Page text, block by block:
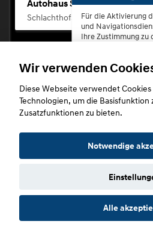
Autohaus Scherhag
Schlachthofstr. 68, 56073
Für die Aktivierung
und
Ihre Zustimmung zu
erforderlich.
Copyright © 2026.
Datenschutz Impressum
Wir verwenden
Diese Webseite verwendet
Technologien, um die
Zusatzfunktionen zu bieten.
Notwendige
Alle